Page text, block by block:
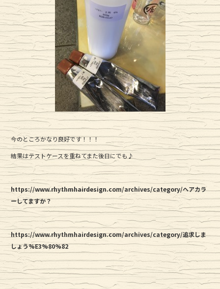
今のところかなり良好です！！！
結果はテストケースを重ねてまた後日にでも♪
https://www.rhythmhairdesign.com/archives/category/ヘアカラ
ーしてますか？
https://www.rhythmhairdesign.com/archives/category/追求しま
しょう%E3%80%82